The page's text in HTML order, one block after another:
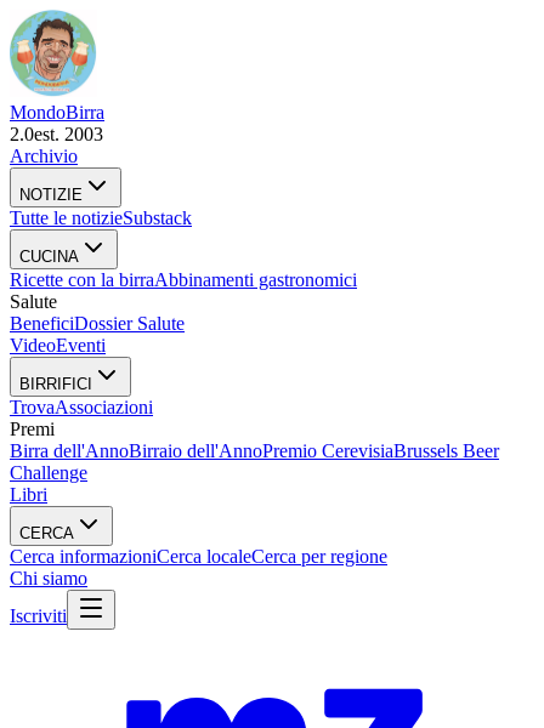
MondoBirra
2.0est. 2003
Archivio
NOTIZIE
Tutte le notizieSubstack
CUCINA
Ricette con la birraAbbinamenti gastronomici
Salute
BeneficiDossier Salute
VideoEventi
BIRRIFICI
TrovaAssociazioni
Premi
Birra dell'AnnoBirraio dell'AnnoPremio CerevisiaBrussels Beer
Challenge
Libri
CERCA
Cerca informazioniCerca localeCerca per regione
Chi siamo
Iscriviti